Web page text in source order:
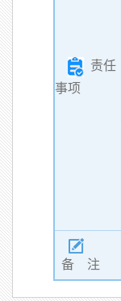
责任
事项
备 注